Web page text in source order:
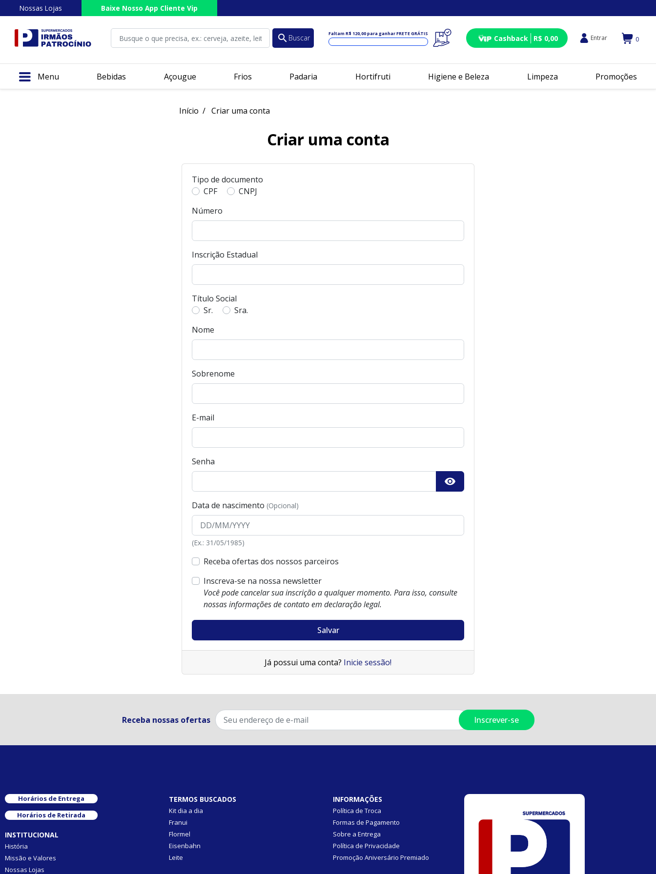
Nossas Lojas Baixe Nosso App Cliente Vip
search Buscar Faltam R$ 120,00para ganhar FRETE GRÁTIS Cashback R$ 0,00 Entrar 0
Menu Bebidas Açougue Frios Padaria Hortifruti Higiene e Beleza Limpeza Promoções
Início Criar uma conta
Criar uma conta
Tipo de documento
CPF
CNPJ
Número
Inscrição Estadual
Título Social
Sr.
Sra.
Nome
Sobrenome
E-mail
Senha
visibility
Data de nascimento (Opcional)
(Ex.: 31/05/1985)
Receba ofertas dos nossos parceiros
Inscreva-se na nossa newsletter
Você pode cancelar sua inscrição a qualquer momento. Para isso, consulte
nossas informações de contato em declaração legal.
Salvar
Já possui uma conta? Inicie sessão!
Receba nossas ofertas
Horários de Entrega
Horários de Retirada
INSTITUCIONAL
História
Missão e Valores
Nossas Lojas
TERMOS BUSCADOS
Kit dia a dia
Franui
Flormel
Eisenbahn
Leite
INFORMAÇÕES
Política de Troca
Formas de Pagamento
Sobre a Entrega
Política de Privacidade
Promoção Aniversário Premiado